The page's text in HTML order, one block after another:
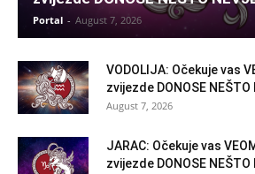
Portal - August 7, 2026
VODOLIJA: Očekuje vas
zvijezde DONOSE NEŠTO
August 7, 2026
JARAC: Očekuje vas
zvijezde DONOSE NEŠTO